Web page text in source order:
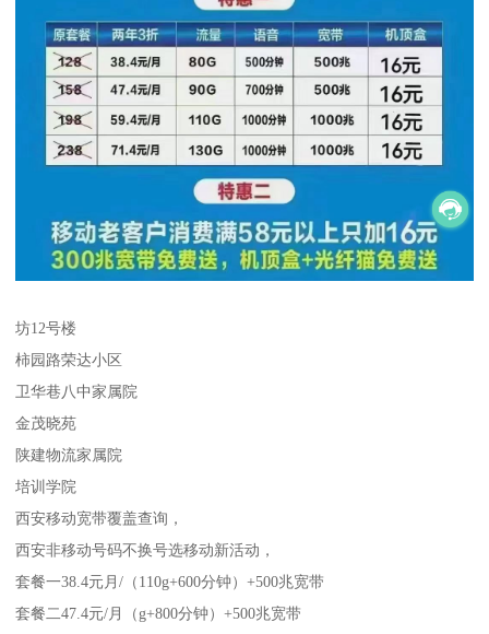
坊12号楼
柿园路荣达小区
卫华巷八中家属院
金茂晓苑
陕建物流家属院
培训学院
西安移动宽带覆盖查询，
西安非移动号码不换号选移动新活动，
套餐一38.4元月/（110g+600分钟）+500兆宽带
套餐二47.4元/月（g+800分钟）+500兆宽带